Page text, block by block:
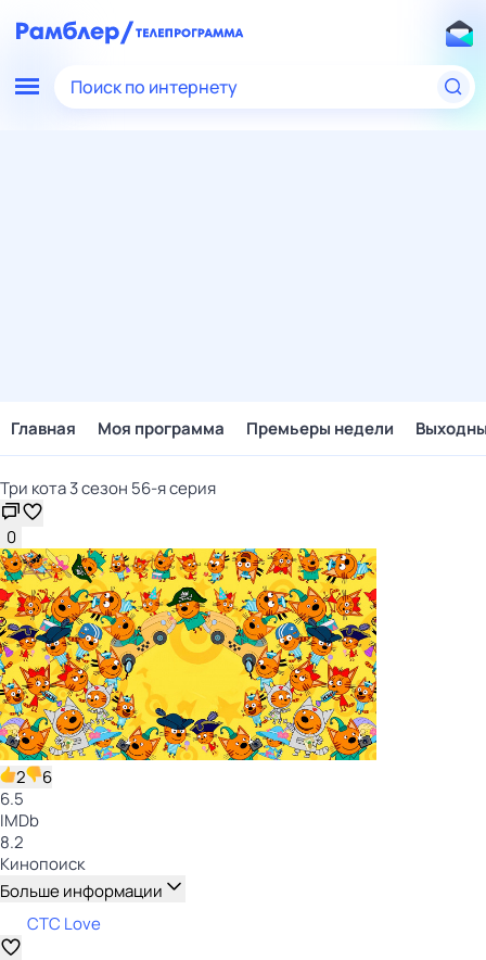
Поиск по интернету
Главная Моя программа Премьеры недели
Три кота 3 сезон 56-я серия
0
2
6
6.5
IMDb
8.2
Кинопоиск
Больше информации
СТС Love